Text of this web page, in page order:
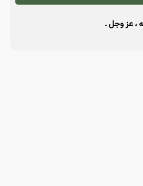
، عز وجل .